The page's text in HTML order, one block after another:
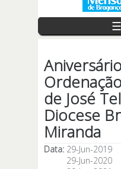
de José
Diocese
Miranda
Data: 29-Jun-2019
29-Jun-2020